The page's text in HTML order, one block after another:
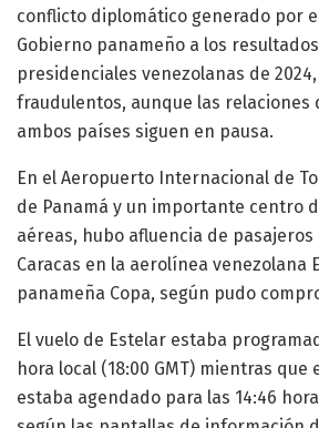
conflicto diplomático generado por
Gobierno panameño a los
presidenciales venezolanas de
fraudulentos, aunque las relaciones
ambos países siguen en pausa.
En el Aeropuerto Internacional de
de Panamá y un importante centro
aéreas, hubo afluencia de pasajeros
Caracas en la aerolínea venezolana
panameña Copa, según pudo
El vuelo de Estelar estaba
hora local (18:00 GMT) mientras que
estaba agendado para las 14:46 hora